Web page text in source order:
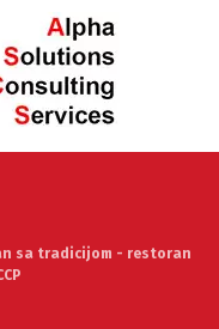
sa tradicijom - restoran